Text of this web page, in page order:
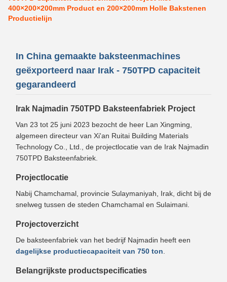
400×200×200mm Product en 200×200mm Holle Bakstenen
Productielijn
In China gemaakte baksteenmachines
geëxporteerd naar Irak - 750TPD capaciteit
gegarandeerd
Irak Najmadin 750TPD Baksteenfabriek Project
Van 23 tot 25 juni 2023 bezocht de heer Lan Xingming,
algemeen directeur van Xi'an Ruitai Building Materials
Technology Co., Ltd., de projectlocatie van de Irak Najmadin
750TPD Baksteenfabriek.
Projectlocatie
Nabij Chamchamal, provincie Sulaymaniyah, Irak, dicht bij de
snelweg tussen de steden Chamchamal en Sulaimani.
Projectoverzicht
De baksteenfabriek van het bedrijf Najmadin heeft een
dagelijkse productiecapaciteit van 750 ton
Belangrijkste productspecificaties